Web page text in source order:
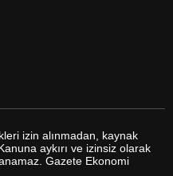
olarak, tarafınıza haber,
izin alınmadan, kaynak
aykırı ve izinsiz olarak
Gazete Ekonomi